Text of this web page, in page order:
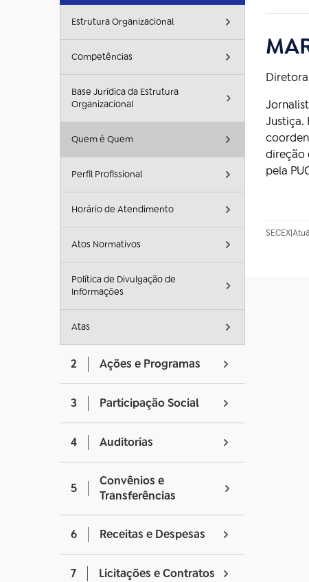
Estrutura Organizacional
Competências
Base Jurídica da Estrutura
Organizacional
Quem é Quem
Perfil Profissional
Horário de Atendimento
Atos Normativos
Política de Divulgação de
Informações
Atas
2 Ações e Programas
3 Participação Social
4 Auditorias
5
Convênios e
Transferências
6 Receitas e Despesas
7 Licitações e Contratos
Justiça.
direção
pela
SECEX|